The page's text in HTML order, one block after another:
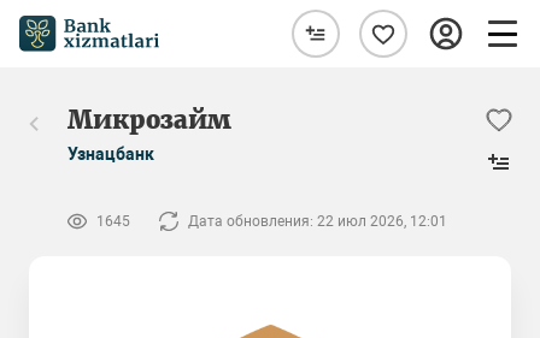
Микрозайм
Узнацбанк
1645 Дата обновления: 22 июл 2026, 12:01